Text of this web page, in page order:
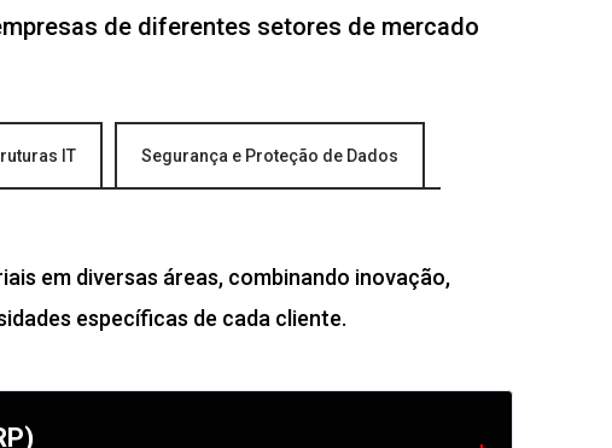
de diferentes setores de mercado
IT Segurança e Proteção de Dados
em diversas áreas, combinando inovação,
específicas de cada cliente.